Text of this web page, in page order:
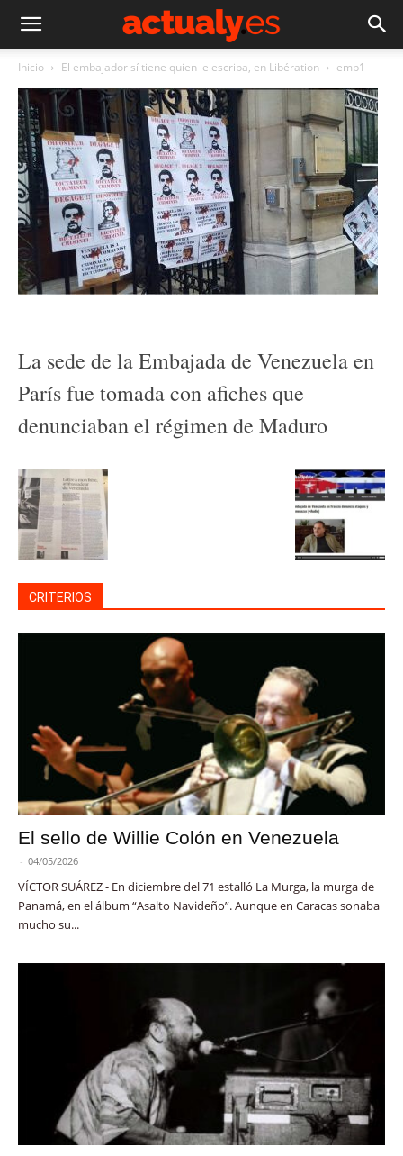
Inicio El embajador sí tiene quien le escriba, en Libération emb1
La sede de la Embajada de Venezuela en
París fue tomada con afiches que
denunciaban el régimen de Maduro
CRITERIOS
El sello de Willie Colón en Venezuela
- 04/05/2026
VÍCTOR SUÁREZ - En diciembre del 71 estalló La Murga, la murga de
Panamá, en el álbum “Asalto Navideño”. Aunque en Caracas sonaba
mucho su...